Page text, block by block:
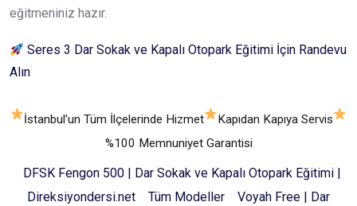
eğitmeniniz hazır.
Seres 3 Dar Sokak ve Kapalı Otopark Eğitimi İçin Randevu
Alın
İstanbul’un Tüm İlçelerinde Hizmet
Kapıdan Kapıya Servis
%100 Memnuniyet Garantisi
DFSK Fengon 500 | Dar Sokak ve Kapalı Otopark Eğitimi |
Direksiyondersi.net
Tüm Modeller
Voyah Free | Dar